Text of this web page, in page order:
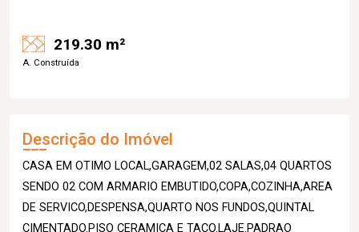
219.30 m²
A. Construída
Descrição do Imóvel
CASA EM OTIMO LOCAL,GARAGEM,02 SALAS,04 QUARTOS
SENDO 02 COM ARMARIO EMBUTIDO,COPA,COZINHA,AREA
DE SERVICO,DESPENSA,QUARTO NOS FUNDOS,QUINTAL
CIMENTADO.PISO CERAMICA E TACO.LAJE.PADRAO